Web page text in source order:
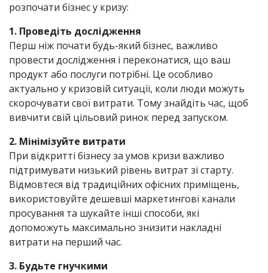
розпочати бізнес у кризу:
1. Проведіть дослідження
Перш ніж почати будь-який бізнес, важливо
провести дослідження і переконатися, що ваш
продукт або послуги потрібні. Це особливо
актуально у кризовій ситуації, коли люди можуть
скорочувати свої витрати. Тому знайдіть час, щоб
вивчити свій цільовий ринок перед запуском.
2. Мінімізуйте витрати
При відкритті бізнесу за умов кризи важливо
підтримувати низький рівень витрат зі старту.
Відмовтеся від традиційних офісних приміщень,
використовуйте дешевші маркетингові канали
просування та шукайте інші способи, які
допоможуть максимально знизити накладні
витрати на перший час.
3. Будьте гнучкими